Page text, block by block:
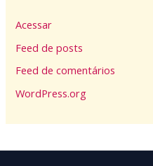
Acessar
Feed de posts
Feed de comentários
WordPress.org